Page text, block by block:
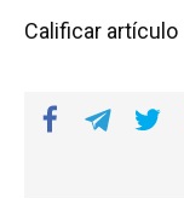
Calificar artículo